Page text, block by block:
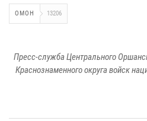
ОМОН 13206
Пресс-служба Центрального
Краснознаменного округа войск